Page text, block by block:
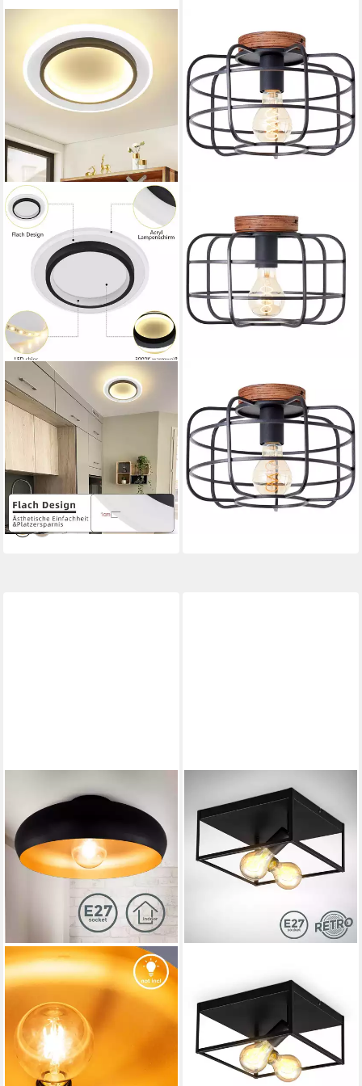
ZMH
LED Deckenleuchte Modern
Schwarz Weiß Design Acryl
Wohnzimmerlampe, LED fest
integriert, Warmweiß
19,98 € 39,99 €
-50%
lieferbar - in 2-3 Werktagen bei dir
Deckenleuchte Gwen, ohne
Leuchtmittel, D 30 cm, H 20
cm, E27, Metall/Holz, schwarz
49,99 € UVP74,99 €
-33%
lieferbar - in 2-3 Werktagen bei dir